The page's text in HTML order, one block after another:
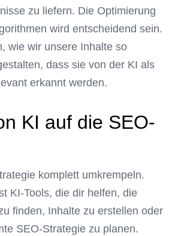
zu liefern. Die Optimierung
wird entscheidend sein.
wie wir unsere Inhalte so
dass sie von der KI als
erkannt werden.
KI auf die SEO-
komplett umkrempeln.
KI-Tools, die dir helfen, die
finden, Inhalte zu erstellen oder
SEO-Strategie zu planen.